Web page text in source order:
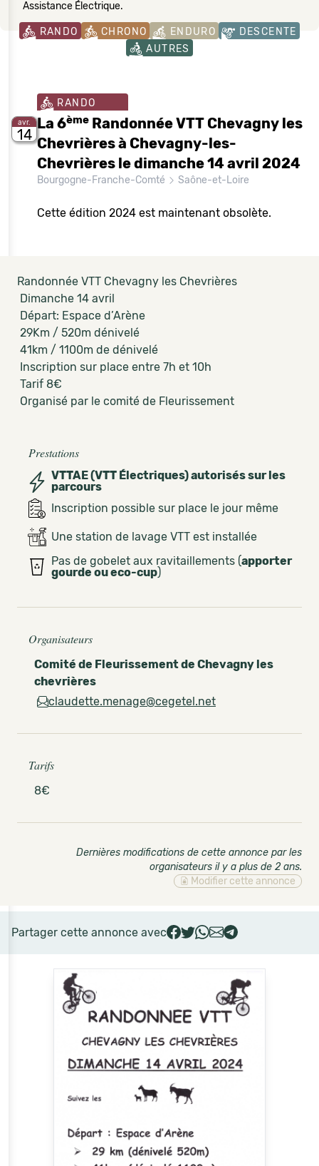
Assistance Électrique.
RANDO CHRONO ENDURO
DESCENTE
AUTRES
avr.
14
RANDO
La 6ème Randonnée VTT Chevagny les
Chevrières à Chevagny-les-
Chevrières le dimanche 14 avril 2024
Bourgogne-Franche-Comté Saône-et-Loire
Cette édition 2024 est maintenant obsolète.
Randonnée VTT Chevagny les Chevrières
Dimanche 14 avril
Départ: Espace d’Arène
29Km / 520m dénivelé
41km / 1100m de dénivelé
Inscription sur place entre 7h et 10h
Tarif 8€
Organisé par le comité de Fleurissement
Prestations
VTTAE (VTT Électriques) autorisés sur les
parcours
Inscription possible sur place le jour même
Une station de lavage VTT est installée
Pas de gobelet aux ravitaillements (apporter
gourde ou eco-cup)
Organisateurs
Comité de Fleurissement de Chevagny les
chevrières
claudette.menage@cegetel.net
Tarifs
8€
Dernières modifications de cette annonce par les
organisateurs il y a plus de 2 ans.
Modifier cette annonce
Partager cette annonce avec